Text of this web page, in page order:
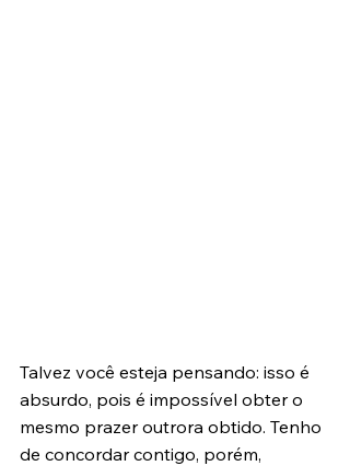
Talvez você esteja pensando: isso é
absurdo, pois é impossível obter o
mesmo prazer outrora obtido. Tenho
de concordar contigo, porém,